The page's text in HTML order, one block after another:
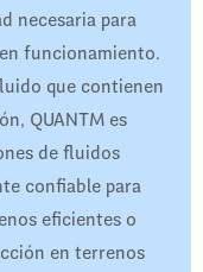
necesaria para
funcionamiento.
que contienen
QUANTM es
de fluidos
confiable para
eficientes o
en terrenos